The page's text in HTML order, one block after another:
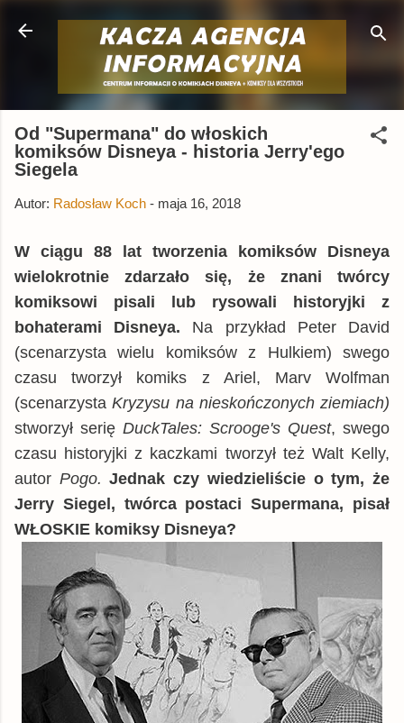
Przejdź do głównej zawartości
Od "Supermana" do włoskich
komiksów Disneya - historia Jerry'ego
Siegela
Autor: Radosław Koch - maja 16, 2018
W ciągu 88 lat tworzenia komiksów Disneya
wielokrotnie zdarzało się, że znani twórcy
komiksowi pisali lub rysowali historyjki z
bohaterami Disneya. Na przykład Peter David
(scenarzysta wielu komiksów z Hulkiem) swego
czasu tworzył komiks z Ariel, Marv Wolfman
(scenarzystaKryzysu na nieskończonych ziemiach)
stworzył serię DuckTales: Scrooge's Quest, swego
czasu historyjki z kaczkami tworzył też Walt Kelly,
autor Pogo. Jednak czy wiedzieliście o tym, że
Jerry Siegel, twórca postaci Supermana, pisał
WŁOSKIE komiksy Disneya?